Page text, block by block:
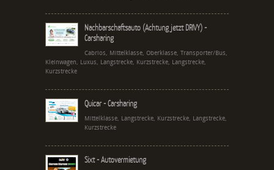
Nachbarschaftsauto (Achtung jetzt DRIVY) -
Carsharing
Cabrios, Mittelklasse, Oberklasse, Transporter/Bus,
Kleinwagen, Luxus, Langstrecke, Kurzstrecke, Langstrecke,
Kurzstrecke
Quicar - Carsharing
Mittelklasse, Langstrecke, Kurzstrecke, Langstrecke,
Kurzstrecke
Sixt - Autovermietung